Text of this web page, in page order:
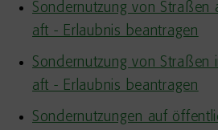
Sondernutzung von Straßen
aft - Erlaubnis beantragen
Sondernutzung von Straßen
aft - Erlaubnis beantragen
Sondernutzungen auf